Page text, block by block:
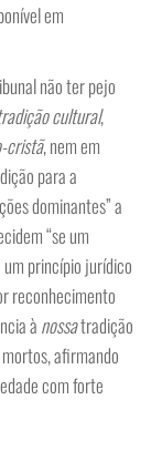
em
não ter pejo
cultural,
cristã, nem em
para a
dominantes” a
“se um
princípio jurídico
reconhecimento
à nossatradição
afirmando
com forte